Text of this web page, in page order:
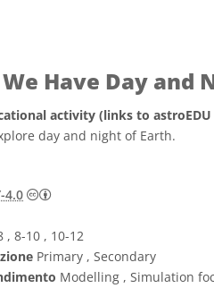
Have Day and
activity (links to
day and night of Earth.
4.0
Creative Commons
, 8-10 , 10-12
Primary , Secondary
Modelling , Simulation